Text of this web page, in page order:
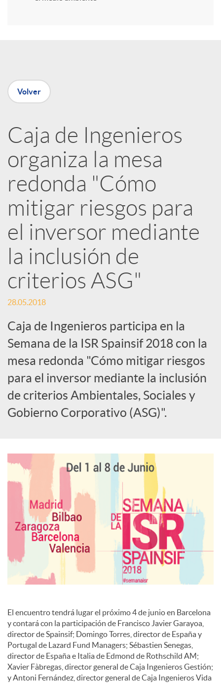
n
R
e
d
e
s
S
o
c
i
a
e
s
Volver
Caja de Ingenieros
organiza la mesa
redonda "Cómo
mitigar riesgos para
el inversor mediante
la inclusión de
criterios ASG"
28.05.2018
Caja de Ingenieros participa en la
Semana de la ISR Spainsif 2018 con la
mesa redonda "Cómo mitigar riesgos
para el inversor mediante la inclusión
de criterios Ambientales, Sociales y
Gobierno Corporativo (ASG)".
El encuentro tendrá lugar el próximo 4 de junio en Barcelona
y contará con la participación de Francisco Javier Garayoa,
director de Spainsif; Domingo Torres, director de España y
Portugal de Lazard Fund Managers; Sébastien Senegas,
director de España e Italia de Edmond de Rothschild AM;
Xavier Fàbregas, director general de Caja Ingenieros Gestión;
y Antoni Fernández, director general de Caja Ingenieros Vida